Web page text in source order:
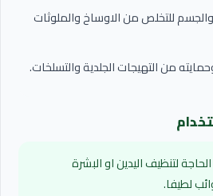
للتخلص من الاوساخ والملوثات
من التهيجات الجلدية والتسلخات.
لتنظيف اليدين او البشرة
لطيفا.